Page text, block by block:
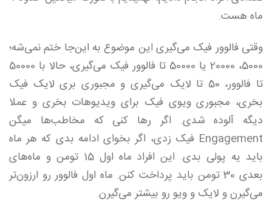
ماه هست.
وقتی فالوور فیک می‌گیری این موضوع به این‌جا ختم نمی‌شه؛
5000، 20000 یا 50000 تا فالوور فیک می‌گیری، حالا با 50000
تا فالوور، 50 تا لایک می‌گیری و مجبوری بری لایک فیک
بخری، مجبوری ویوی فیک برای ویدیوهات بخری و عملا
دیگه آلوده شدی. اگر رها کنی که مخاطب‌ها میگن
Engagement فیک زدی، اگر بخوای ادامه بدی که هر ماه
باید یه پولی بدی. این افراد ماه اول 15 تومن و ماه‌های
بعدی 30 تومن باید پرداخت کنن. ماه اول فالوور رو ارزون‌تر
می‌گیرن و لایک و ویو رو بیشتر می‌گیرن.